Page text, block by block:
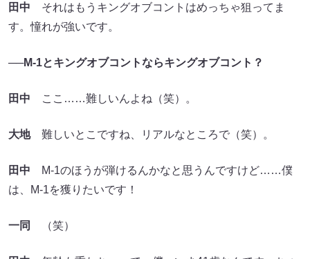
田中 それはもうキングオブコントはめっちゃ狙ってま
す。憧れが強いです。
──M-1とキングオブコントならキングオブコント？
田中 ここ……難しいんよね（笑）。
大地難しいとこですね、リアルなところで（笑）。
田中 M-1のほうが弾けるんかなと思うんですけど……僕
は、M-1を獲りたいです！
一同 （笑）